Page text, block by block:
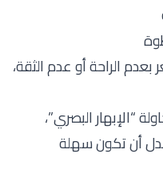
الراحة أو عدم الثقة،
“الإبهار البصري”،
أن تكون سهلة